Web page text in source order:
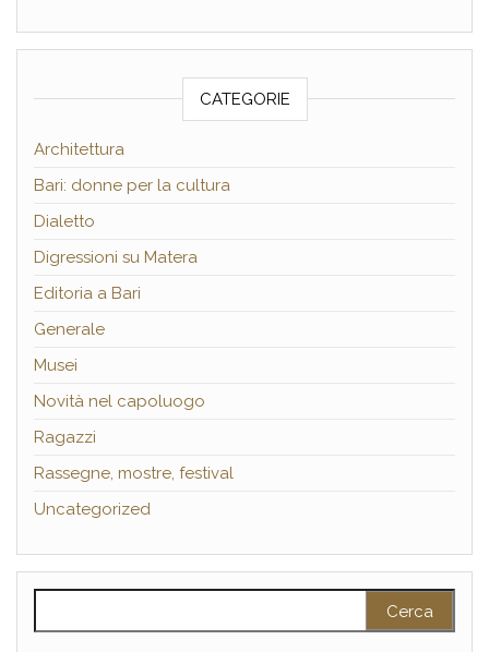
CATEGORIE
Architettura
Bari: donne per la cultura
Dialetto
Digressioni su Matera
Editoria a Bari
Generale
Musei
Novità nel capoluogo
Ragazzi
Rassegne, mostre, festival
Uncategorized